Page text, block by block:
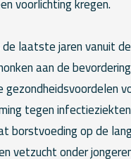
laatste jaren vanuit
aan de
tegen
borstvoeding op de
vetzucht onder